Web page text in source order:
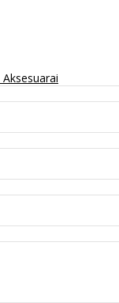
Aksesuarai